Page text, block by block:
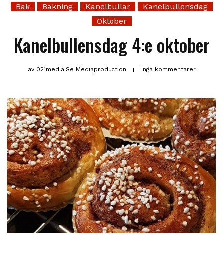
Bak Bakning Kanelbullar
Kanelbullensdag
Oktober
Kanelbullensdag 4:e oktober
av021media.se Mediaproduction Inga kommentarer